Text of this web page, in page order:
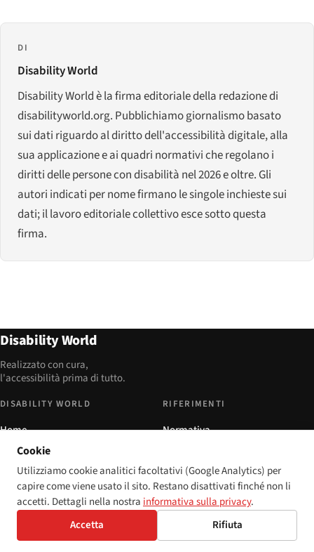
DI
Disability World
Disability World è la firma editoriale della redazione di
disabilityworld.org. Pubblichiamo giornalismo basato
sui dati riguardo al diritto dell'accessibilità digitale, alla
sua applicazione e ai quadri normativi che regolano i
diritti delle persone con disabilità nel 2026 e oltre. Gli
autori indicati per nome firmano le singole inchieste sui
dati; il lavoro editoriale collettivo esce sotto questa
firma.
Disability World
Realizzato con cura,
l'accessibilità prima di tutto.
DISABILITY WORLD
Home
Articoli
Chi siamo
Contatti
RIFERIMENTI
Normativa
Scanner WCAG gratuito
WCAG / ARIA
Cookie
Utilizziamo cookie analitici facoltativi (Google Analytics) per
capire come viene usato il sito. Restano disattivati finché non li
accetti. Dettagli nella nostra informativa sulla privacy.
Accetta
Rifiuta